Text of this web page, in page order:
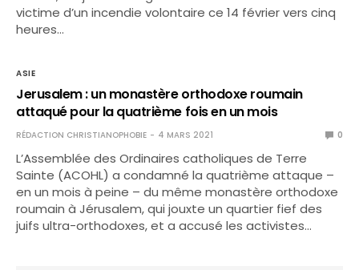
victime d’un incendie volontaire ce 14 février vers cinq
heures…
ASIE
Jerusalem : un monastère orthodoxe roumain
attaqué pour la quatrième fois en un mois
RÉDACTION CHRISTIANOPHOBIE 4 MARS 2021 0
L’Assemblée des Ordinaires catholiques de Terre
Sainte (ACOHL) a condamné la quatrième attaque –
en un mois à peine – du même monastère orthodoxe
roumain à Jérusalem, qui jouxte un quartier fief des
juifs ultra-orthodoxes, et a accusé les activistes…